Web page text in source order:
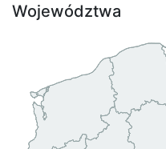
Województwa